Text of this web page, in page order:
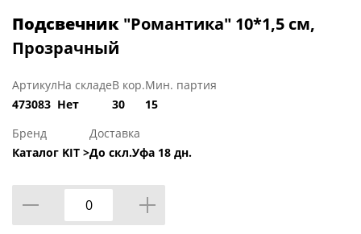
Подсвечник "Романтика" 10*1,5 см,
Прозрачный
Артикул
473083
На складе
Нет
В кор.
30
Мин. партия
15
Бренд
Каталог KIT >
Доставка
До скл.Уфа 18 дн.